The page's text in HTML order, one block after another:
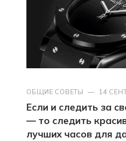
ОБЩИЕ СОВЕТЫ — 14
Если и следить за
— то следить
лучших часов для